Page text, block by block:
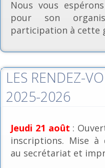
Nous vous
pour son
participation à cette
LES RENDEZ-
2025-2026
Jeudi 21 août :
inscriptions. Mise à
au secrétariat et